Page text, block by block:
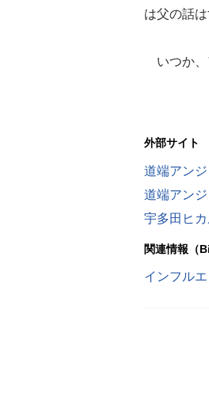
は父の話
いつか、
外部サイト
道端アンジ
宇多田ヒ
関連情報（
インフル